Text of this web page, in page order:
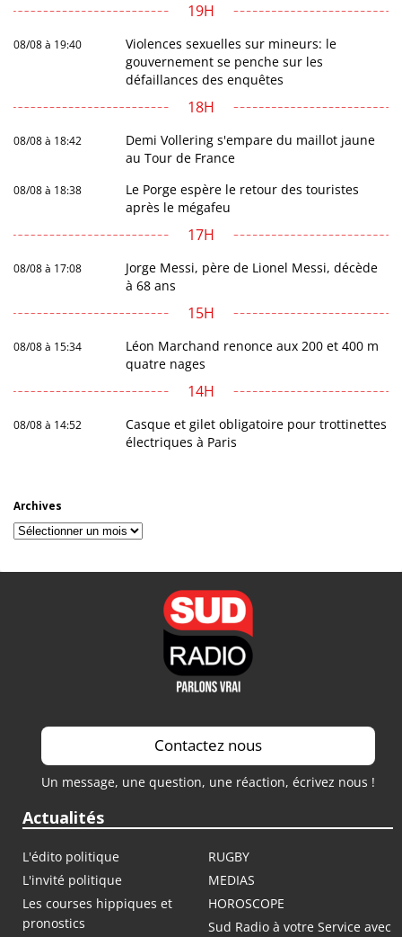
19H
08/08 à 19:40
Violences sexuelles sur mineurs: le
gouvernement se penche sur les
défaillances des enquêtes
18H
08/08 à 18:42
Demi Vollering s'empare du maillot jaune
au Tour de France
08/08 à 18:38
Le Porge espère le retour des touristes
après le mégafeu
17H
08/08 à 17:08
Jorge Messi, père de Lionel Messi, décède
à 68 ans
15H
08/08 à 15:34
Léon Marchand renonce aux 200 et 400 m
quatre nages
14H
08/08 à 14:52
Casque et gilet obligatoire pour trottinettes
électriques à Paris
Archives
Archives
Contactez nous
Un message, une question, une réaction, écrivez nous !
Actualités
L'édito politique
RUGBY
L'invité politique
MEDIAS
Les courses hippiques et
pronostics
HOROSCOPE
Sud Radio à votre Service avec